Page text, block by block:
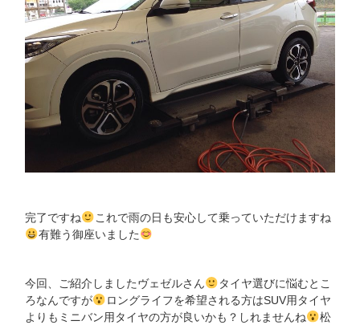
完了ですね
これで雨の日も安心して乗っていただけますね
有難う御座いました
今回、ご紹介しましたヴェゼルさん
タイヤ選びに悩むとこ
ろなんですが
ロングライフを希望される方はSUV用タイヤ
よりもミニバン用タイヤの方が良いかも？しれませんね
松